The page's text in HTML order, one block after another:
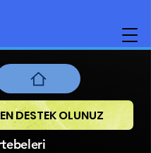
DESTEK OLUNUZ